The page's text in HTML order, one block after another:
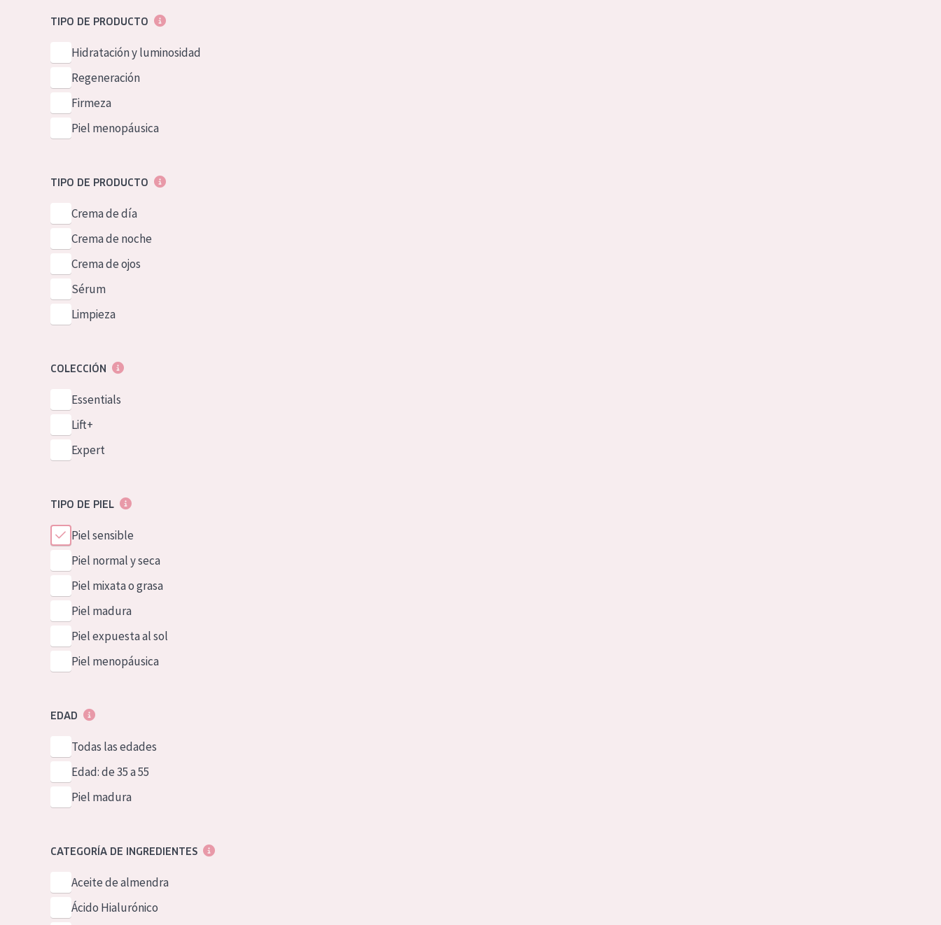
GermanTIPO DE PRODUCTO
Hidratación y luminosidad
Regeneración
Firmeza
Piel menopáusica
TIPO DE PRODUCTO
Crema de día
Crema de noche
Crema de ojos
Sérum
Limpieza
COLECCIÓN
Essentials
Lift+
Expert
TIPO DE PIEL
Piel sensible
Piel normal y seca
Piel mixata o grasa
Piel madura
Piel expuesta al sol
Piel menopáusica
EDAD
Todas las edades
Edad: de 35 a 55
Piel madura
CATEGORÍA DE INGREDIENTES
Aceite de almendra
Ácido Hialurónico